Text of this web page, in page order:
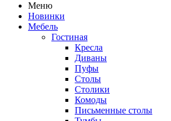
Меню
Новинки
Мебель
Гостиная
Кресла
Диваны
Пуфы
Столы
Столики
Комоды
Письменные столы